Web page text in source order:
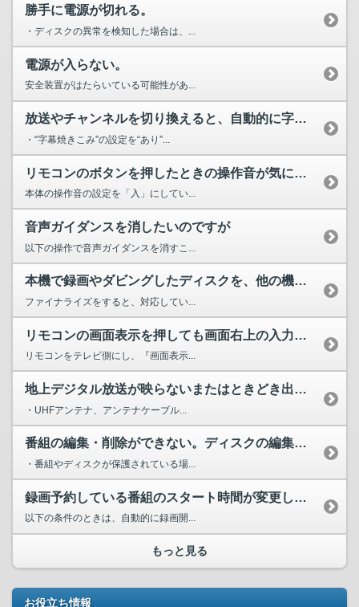
勝手に電源が切れる。
・ディスクの異常を検知した場合は、...
電源が入らない。
安全装置がはたらいている可能性があ...
放送やチャンネルを切り換えると、自動的に字幕が表示される。
・“字幕焼きこみ”の設定を“あり”...
リモコンのボタンを押したときの操作音が気になるのですが？
本体の操作音の設定を「入」にしてい...
音声ガイダンスを消したいのですが
以下の操作で音声ガイダンスを消すこ...
本機で録画やダビングしたディスクを、他の機器で再生するには...
ファイナライズをすると、対応してい...
リモコンの画面表示を押しても画面右上の入力モードが消えない...
リモコンをテレビ側にし、『画面表示...
地上デジタル放送が映らないまたはときどき出なくなる。映像が...
・UHFアンテナ、アンテナケーブル...
番組の編集・削除ができない。ディスクの編集ができない。チャ...
・番組やディスクが保護されている場...
録画予約している番組のスタート時間が変更したり、終了時間が...
以下の条件のときは、自動的に録画開...
もっと見る
お役立ち情報